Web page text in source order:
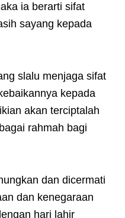
ia berarti sifat
sayang kepada
slalu menjaga sifat
kepada
akan terciptalah
rahmah bagi
dan dicermati
dan kenegaraan
hari lahir